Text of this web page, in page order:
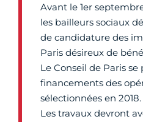
Avant le 1er
les bailleurs sociaux
de candidature des
Paris désireux de
Le Conseil de Paris
financements des
sélectionnées en 2018.
Les travaux devront